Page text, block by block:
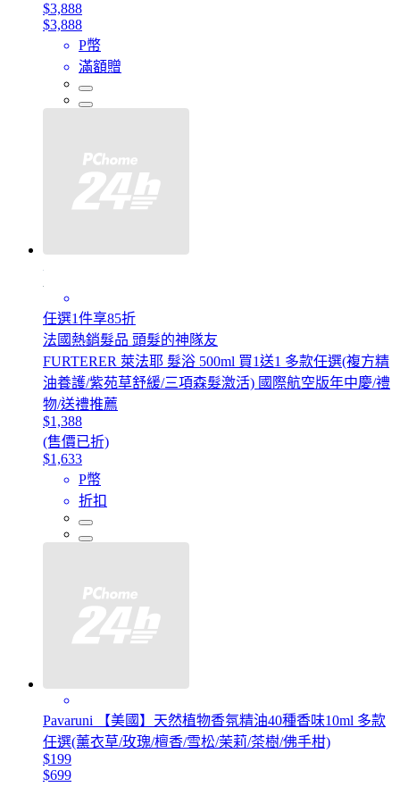
$3,888
$3,888
P幣
滿額贈
任選1件享85折
法國熱銷髮品 頭髮的神隊友
FURTERER 萊法耶 髮浴 500ml 買1送1 多款任選(複方精
油養護/紫苑草舒緩/三項森髮激活) 國際航空版年中慶/禮
物/送禮推薦
$1,388
(售價已折)
$1,633
P幣
折扣
Pavaruni 【美國】天然植物香氛精油40種香味10ml 多款
任選(薰衣草/玫瑰/檀香/雪松/茉莉/茶樹/佛手柑)
$199
$699